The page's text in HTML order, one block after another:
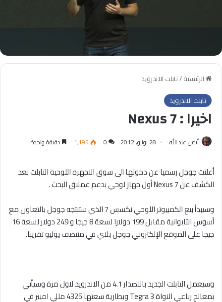
الرئيسية/تابلت الاندرويد
تابلت الاندرويد
اخيرا : Nexus 7
أيمن عبد الله 28 يونيو, 2012 0 1٬195 دقيقة واحدة
أعلنت جوجل رسميا عن دخولها الى سوق الاجهزة اللوحية التابلت بعد
الكشف عن Nexus 7 أول جهاز لوحي بدعم عملاق البحث .
وسيبدأ بيع الكمبيوتر اللوحي نكسس 7 الذي ستنتجه جوجل بالتعاون مع
أسوس التايوانية مقابل 199 دولارا لسعة 8 جيجا و 249 دولار لسعة 16
جيجا على الموقع الإلكتروني جوجل بلاي في منتصف يوليو تقريبا.
وسيعمل التابلت الجديد بالاصدار 4.1 من الاندرويد لاول مرة وسيأتي
بمعالج رباعي النواة Tegra 3 وبطارية سعتها 4325 مللي امبير في